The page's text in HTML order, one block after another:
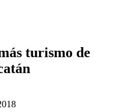
turismo de